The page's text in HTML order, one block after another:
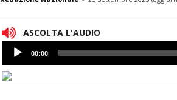
ASCOLTA L'AUDIO
Lettore
Audio
00:00